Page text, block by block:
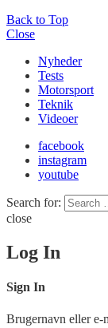
Back to Top
Close
Nyheder
Tests
Motorsport
Teknik
Videoer
facebook
instagram
youtube
Search for:
close
Log In
Sign In
Brugernavn eller e-